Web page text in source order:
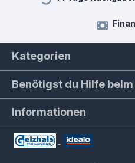
Kategorien
Benötigst du Hilfe beim
Informationen